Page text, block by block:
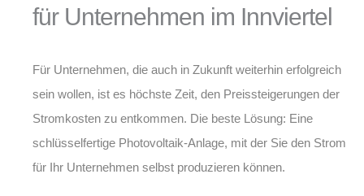
für Unternehmen im Innviertel
Für Unternehmen, die auch in Zukunft weiterhin erfolgreich
sein wollen, ist es höchste Zeit, den Preissteigerungen der
Stromkosten zu entkommen. Die beste Lösung: Eine
schlüsselfertige Photovoltaik-Anlage, mit der Sie den Strom
für Ihr Unternehmen selbst produzieren können.